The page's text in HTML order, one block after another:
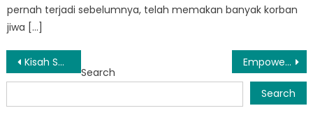
pernah terjadi sebelumnya, telah memakan banyak korban
jiwa […]
Post
navigation
Kisah Sukses BPBD Kabupaten Mukomuko: Bagaimana Mereka Menyelamatkan Nyawa dan Melindungi Harta Benda Empowering Communities: BPBD Bengkulu Mukomuko’s Outreach Efforts
Search
Search